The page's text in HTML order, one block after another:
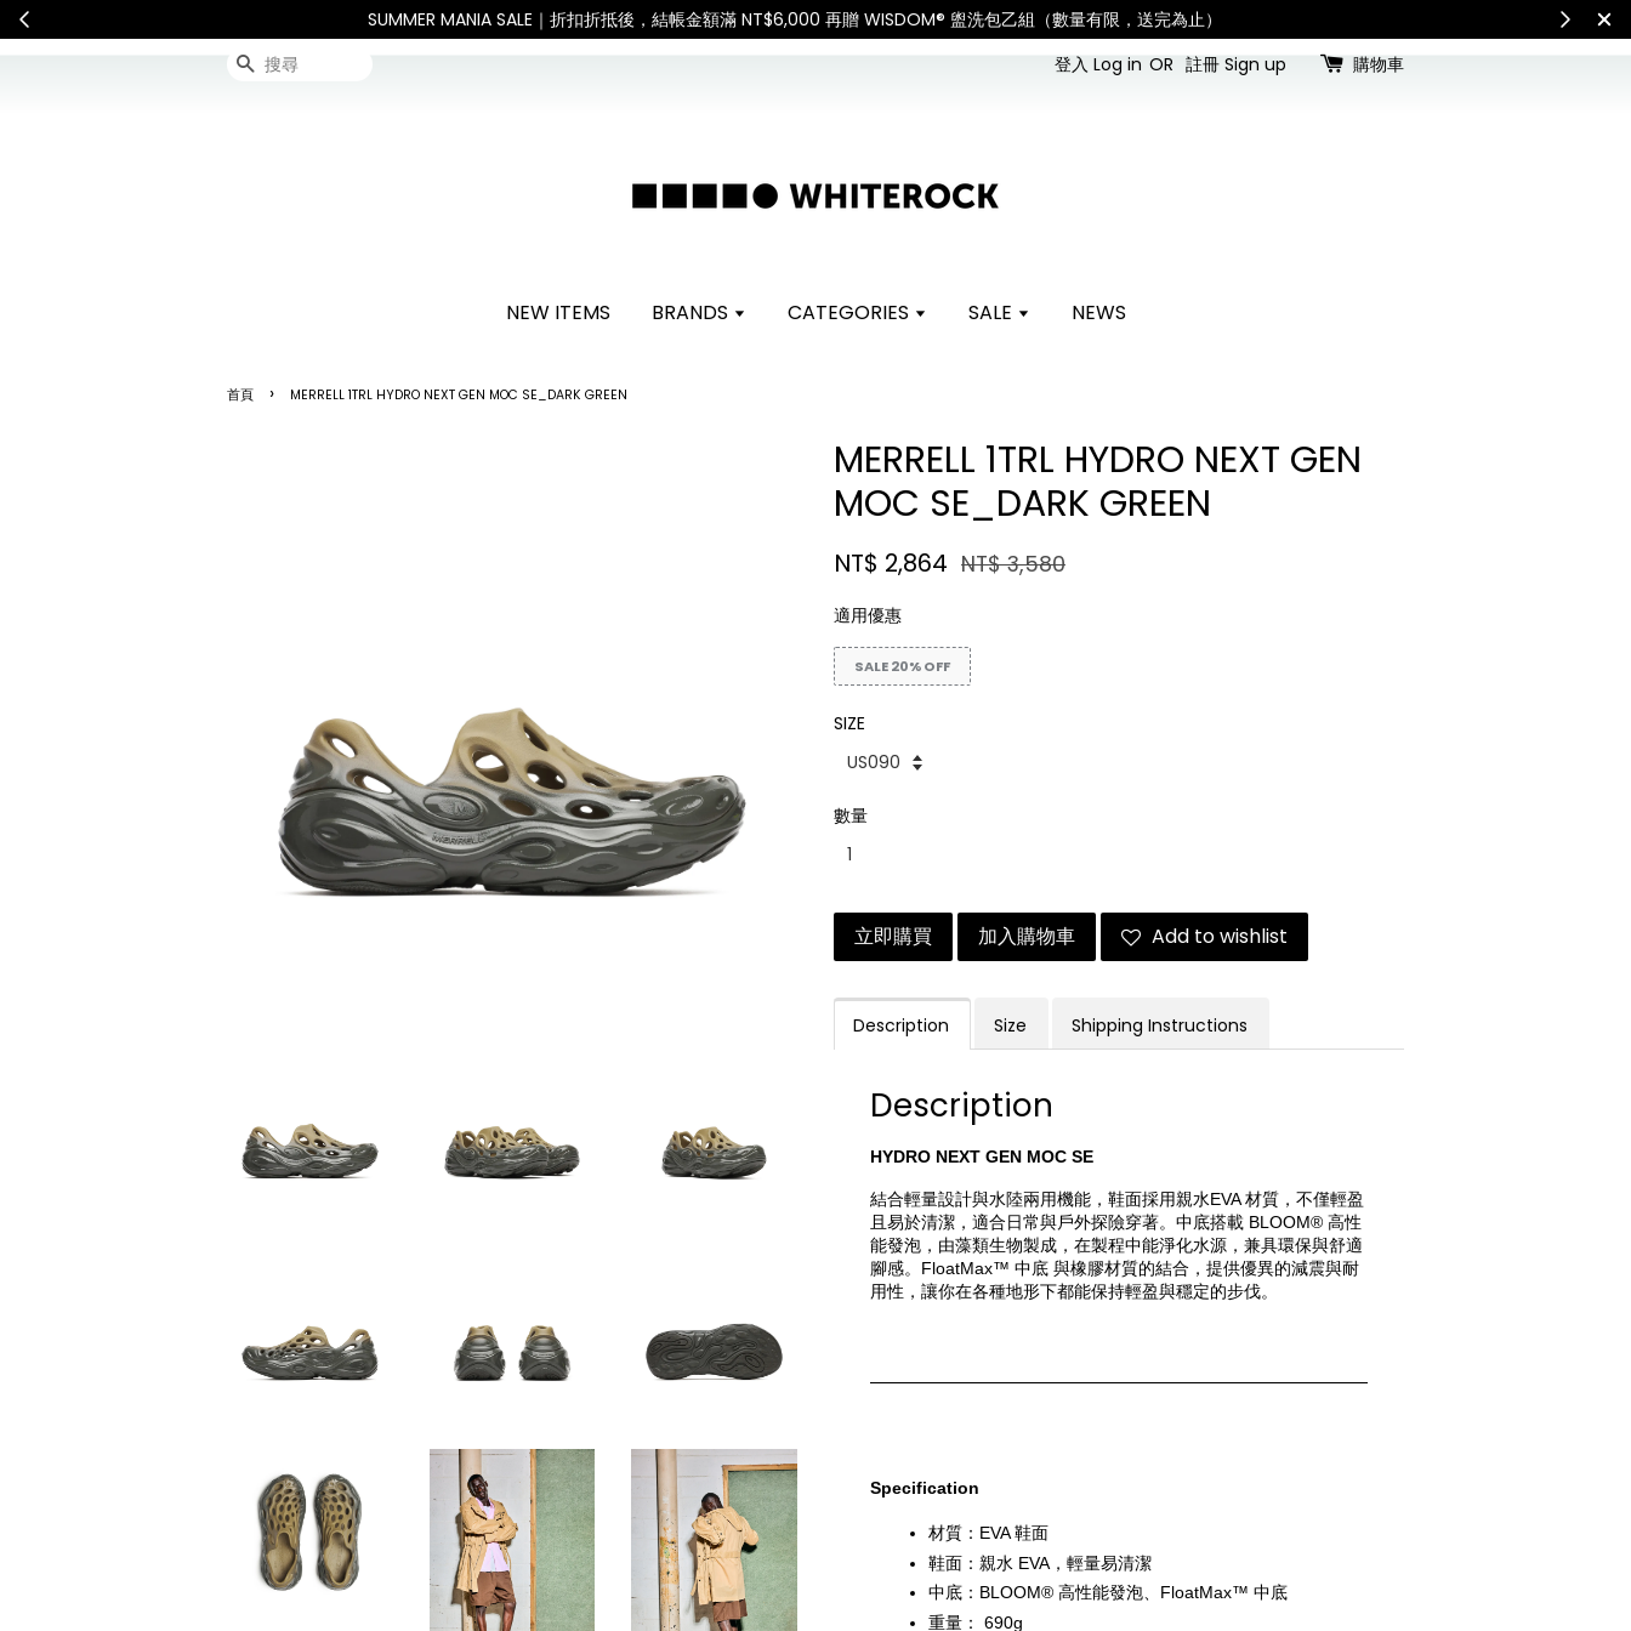
連假期間宅配服務將暫停配送。 如遇假日、天災或其他不可抗力因素，出貨安排可能調整，敬請見諒 查看國內宅配最新公告
搜尋 登入 Log in OR 註冊 Sign up 購物車
NEW ITEMS BRANDS CATEGORIES SALE NEWS
首頁 › MERRELL 1TRL HYDRO NEXT GEN MOC SE_DARK GREEN
MERRELL 1TRL HYDRO NEXT GEN
MOC SE_DARK GREEN
NT$ 2,864 NT$ 3,580
適用優惠
SALE 20% OFF
SIZE
數量
立即購買 加入購物車 Add to wishlist
Description Size Shipping Instructions
Description
HYDRO NEXT GEN MOC SE
結合輕量設計與水陸兩用機能，鞋面採用親水EVA 材質，不僅輕盈
且易於清潔，適合日常與戶外探險穿著。中底搭載 BLOOM® 高性
能發泡，由藻類生物製成，在製程中能淨化水源，兼具環保與舒適
腳感。FloatMax™ 中底 與橡膠材質的結合，提供優異的減震與耐
用性，讓你在各種地形下都能保持輕盈與穩定的步伐。
Specification
材質：EVA 鞋面
鞋面：親水 EVA，輕量易清潔
中底：BLOOM® 高性能發泡、FloatMax™ 中底
重量： 690g